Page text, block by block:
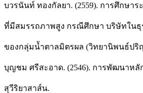
บวรนันท์ ทองกัลยา. (2559). การศึกษา
ที่มีสมรรถภาพสูง กรณีศึกษา บริษัทในธุ
ของกลุ่มน้ำตาลมิตรผล (วิทยานิพนธ์ป
บุญชม ศรีสะอาด. (2546). การพัฒนาหลั
สุวีริยาสาส์น.